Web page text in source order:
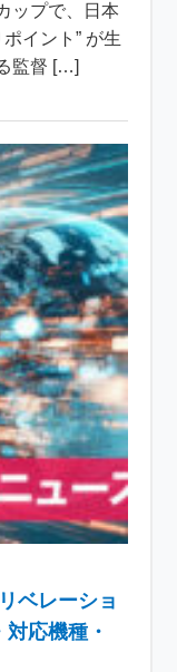
ップで、日本
イント” が生
監督 […]
ベレーショ
応機種・